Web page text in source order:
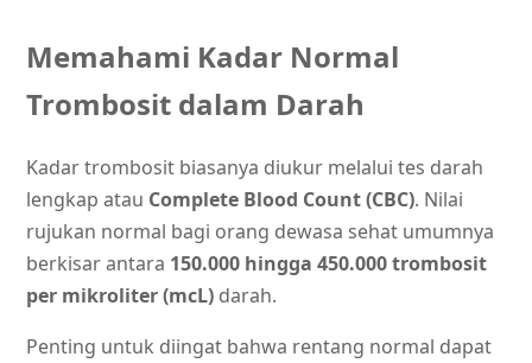
Memahami Kadar Normal
Trombosit dalam Darah
Kadar trombosit biasanya diukur melalui tes darah
lengkap atau Complete Blood Count (CBC). Nilai
rujukan normal bagi orang dewasa sehat umumnya
berkisar antara 150.000 hingga 450.000 trombosit
per mikroliter (mcL) darah.
Penting untuk diingat bahwa rentang normal dapat